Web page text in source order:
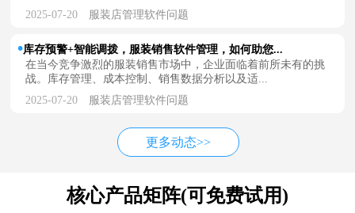
2025-07-20 服装店管理软件问题
库存预警+智能调拨，服装销售软件管理，如何助您...
在当今竞争激烈的服装销售市场中，企业面临着前所未有的挑
战。库存管理、成本控制、销售数据分析以及适...
2025-07-20 服装店管理软件问题
更多动态>>
核心产品矩阵(可免费试用)